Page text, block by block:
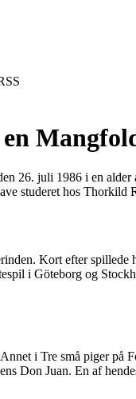
26. juli 1986 i en
studeret hos Thorkild
Kort efter
i Göteborg og
i Tre små piger på
Don Juan. En af